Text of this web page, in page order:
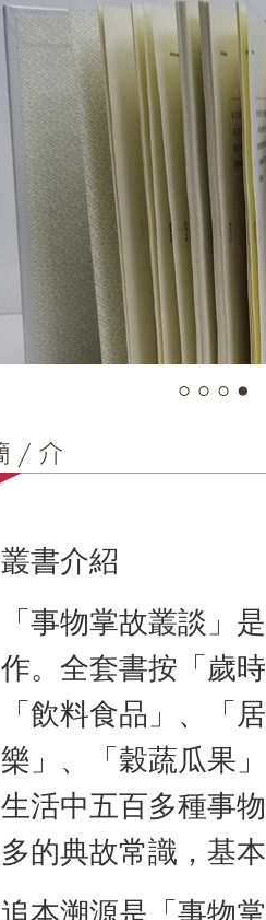
叢書介紹
「事物掌故叢談」
作。全套書按「歲
「飲料食品」、「
樂」、「穀蔬瓜果
生活中五百多種事
多的典故常識，基
追本溯源是「事物